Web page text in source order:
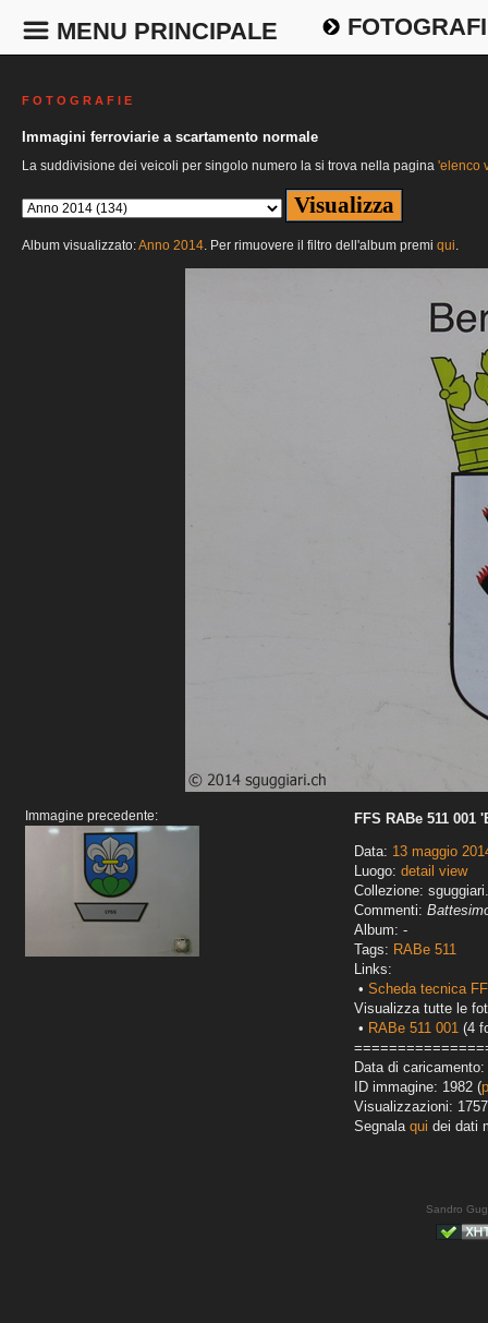
MENU PRINCIPALE
F O T O G R A F I E
Immagini ferroviarie a scartamento normale
La suddivisione dei veicoli per singolo numero la si trova nella pagina 'elenco
Album visualizzato:Anno 2014. Per rimuovere il filtro dell'album premi qui.
Immagine precedente:
FFS RABe 511 001
Data: 13 maggio
Luogo: detail view
Collezione:
Commenti:
Album: -
Tags: RABe 511
Links:
• Scheda tecnica
Visualizza tutte le
• RABe 511 001 (4
Data di
ID immagine: 1982 (
Visualizzazioni: 1757
Segnala qui dei dati
Sandro